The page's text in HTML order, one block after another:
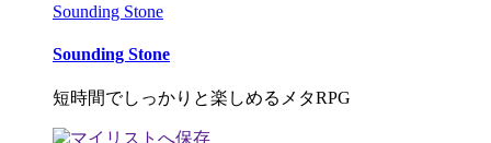
Sounding Stone
Sounding Stone
短時間でしっかりと楽しめるメタRPG